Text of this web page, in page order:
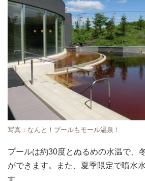
写真：なんと！プールもモール温泉！
プールは約30度とぬるめの水温で、
ができます。また、夏季限定で噴水